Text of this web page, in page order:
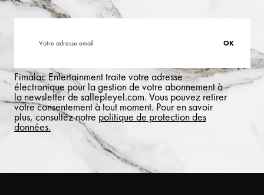
Fimalac Entertainment traite votre adresse
électronique pour la gestion de votre abonnement à
la newsletter de sallepleyel.com. Vous pouvez retirer
votre consentement à tout moment. Pour en savoir
plus, consultez notre politique de protection des
données.